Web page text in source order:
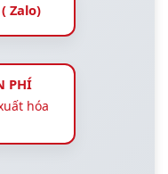
Zalo)
PHÍ
hóa